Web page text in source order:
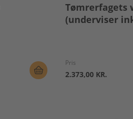
Tømrerfagets
(underviser
Pris
2.373,00 KR.